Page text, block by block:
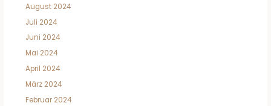
August 2024
Juli 2024
Juni 2024
Mai 2024
April 2024
März 2024
Februar 2024